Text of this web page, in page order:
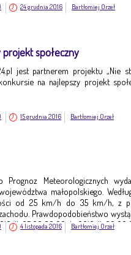
24 grudnia 2016 Bartłomiej Orzeł
społeczny
jest partnerem projektu „Nie
na najlepszy projekt
15 grudnia 2016 Bartłomiej Orzeł
Prognoz Meteorologicznych
małopolskiego.
od 25 km/h do 35 km/h, z
Prawdopodobieństwo
11-05 08:00:00 do 2016-11-06
4 listopada 2016 Bartłomiej Orzeł